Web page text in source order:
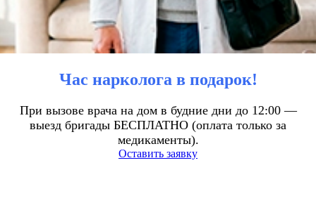
Час нарколога в подарок!
При вызове врача на дом в будние дни до 12:00 —
выезд бригады БЕСПЛАТНО (оплата только за
медикаменты).
Оставить заявку